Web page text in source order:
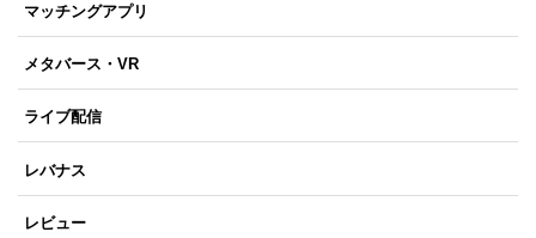
マッチングアプリ
メタバース・VR
ライブ配信
レバナス
レビュー